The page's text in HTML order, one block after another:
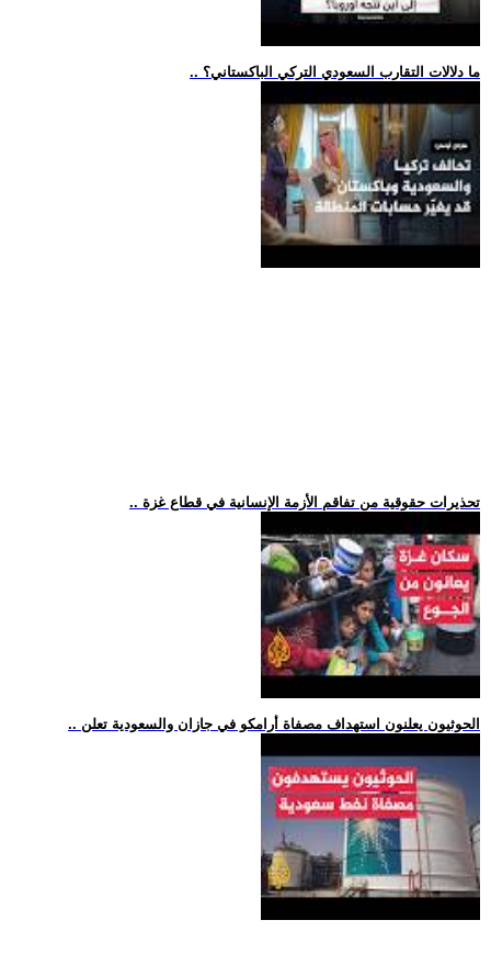
.. ما دلالات التقارب السعودي التركي الباكستاني؟
.. تحذيرات حقوقية من تفاقم الأزمة الإنسانية في قطاع غزة
.. الحوثيون يعلنون استهداف مصفاة أرامكو في جازان والسعودية تعلن